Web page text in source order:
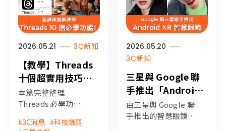
2026.05.21 3C新知
【教學】Threads
十個超實用技巧一
次學會！劇透、投
票、下載影片全攻
略 (附圖文步驟)
本篇完整整理
Threads 必學功能
的圖文講解步驟，讓
#3C消息 #科技議題
2026.05.20
3C新知
三星與 Google 聯
手推出「Android
XR 智慧眼鏡」七大
功能、發表時間、
由三星與 Google 聯
手推出的智慧眼鏡正